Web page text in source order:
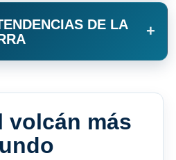
DE LA
+
volcán más